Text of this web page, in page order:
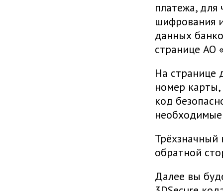
платежа,
шифрования
данных
странице АО
На странице
номер карты,
код
обратной
Далее вы